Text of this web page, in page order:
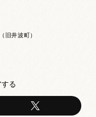
旧井波町）
る